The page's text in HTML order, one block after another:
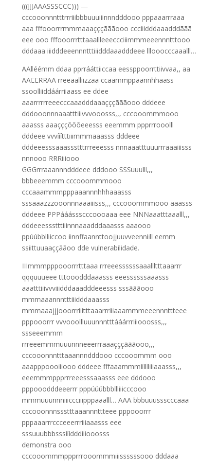
(((JJJAAASSSCCC))) —
cccooonnntttrrriiibbbuuuiiinnndddooo pppaaarrraaa
aaa fffooorrrmmmaaaçççãããooo ccciiidddaaadddããã
eee ooo fffooorrrtttaaallleeeccciiimmmeeennntttooo
dddaaa iiidddeeennntttiiidddaaadddeee lllooocccaaalll…
AAlléémm ddaa pprrááttiiccaa eessppoorrttiivvaa,, aa
AAEERRAA rreeaalliizzaa ccaammppaannhhaass
ssoolliiddáárriiaass ee ddee
aaarrrrrreeecccaaadddaaaçççãããooo dddeee
dddooonnnaaatttiiivvvooosss,,, cccooommmooo
aaasss aaaçççõõõeeesss eeemmm ppprrrooolll
dddeee vvvííítttiiimmmaaasss dddeee
dddeeesssaaassstttrrreeesss nnnaaatttuuurrraaaiiisss
nnnooo RRRiiiooo
GGGrrraaannndddeee dddooo SSSuuulll,,,
bbbeeemmm cccooommmooo
cccaaammmpppaaannnhhhaaasss
sssaaazzzooonnnaaaiiisss,,, cccooommmooo aaasss
dddeee PPPááássscccoooaaa eee NNNaaatttaaalll,,,
dddeeessstttiiinnnaaadddaaasss aaaooo
ppúúbblliiccoo iinnffaannttoojjuuvveenniill eemm
ssiittuuaaççããoo dde vulnerabilidade.
IIImmmpppooorrrtttaaa rrreeessssssaaallltttaaarrr
qqquuueee tttooodddaaasss eeessssssaaasss
aaatttiiivvviiidddaaadddeeesss sssãããooo
mmmaaannntttiiidddaaasss
mmmaaajjjooorrriiitttaaarrriiiaaammmeeennnttteee
pppooorrr vvvooollluuunnntttááárrriiiooosss,,,
ssseeemmm
rrreeemmmuuunnneeerrraaaçççãããooo,,,
cccooonnntttaaannndddooo cccooommm ooo
aaapppoooiiiooo dddeee fffaaammmíííllliiiaaasss,,,
eeemmmppprrreeesssaaasss eee dddooo
pppooodddeeerrr pppúúúbbbllliiicccooo
mmmuuunnniiiccciiipppaaalll… AAA bbbuuussscccaaa
cccooonnnssstttaaannnttteee pppooorrr
pppaaarrrccceeerrriiiaaasss eee
sssuuubbbsssííídddiiiooosss
demonstra ooo
cccooommmppprrrooommmiiissssssooo dddaaa